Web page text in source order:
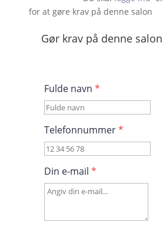
for at gøre krav på
Gør krav på denne salon
Fulde navn *
Telefonnummer*
Din e-mail *